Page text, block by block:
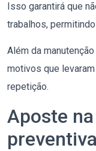
Isso garantirá que
trabalhos,
Além da
motivos que
repetição.
Aposte
preventiva